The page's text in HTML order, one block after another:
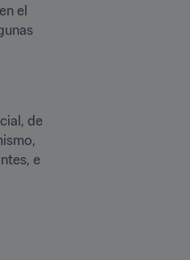
el
de
e